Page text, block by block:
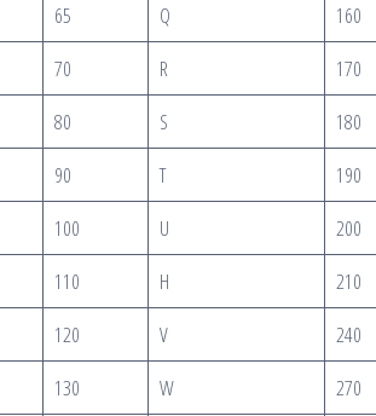
65 Q
160
70 R
170
80 S
180
90 T
190
100 U
200
110 H
210
120 V
240
130 W
270